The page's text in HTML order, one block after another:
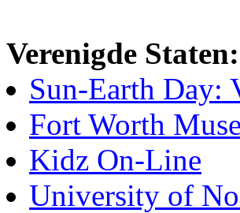
Verenigde Staten:
Sun-Earth Day:
Fort Worth
Kidz On-Line
University of